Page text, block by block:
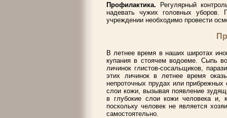
Профилактика.
Регулярный
надевать чужих головных
учреждении необходимо провести
В летнее время в наших широтах
купания в стоячем водоеме. Сыпь
личинок глистов-сосальщиков,
этих личинок в летнее время
непроточных прудах или
слои кожи, вызывая появление
в глубокие слои кожи человека и,
поскольку человек не является
самостоятельно.